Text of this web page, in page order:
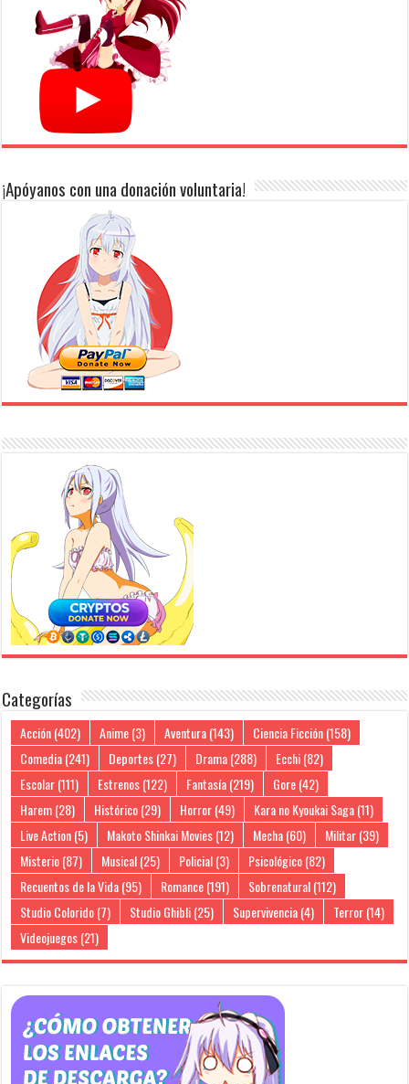
¡Apóyanos con una donación voluntaria!
Categorías
Acción(402) Anime(3) Aventura(143) Ciencia Ficción(158)
Comedia(241) Deportes(27) Drama(288) Ecchi(82)
Escolar(111) Estrenos(122) Fantasía(219) Gore(42)
Harem(28) Histórico(29) Horror(49) Kara no Kyoukai Saga(11)
Live Action(5) Makoto Shinkai Movies(12) Mecha(60) Militar(39)
Misterio(87) Musical(25) Policial(3) Psicológico(82)
Recuentos de la Vida(95) Romance(191) Sobrenatural(112)
Studio Colorido(7) Studio Ghibli(25) Supervivencia(4) Terror(14)
Videojuegos(21)